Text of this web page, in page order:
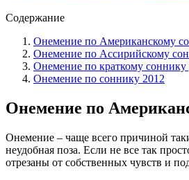
Содержание
Онемение по Американскому
Онемение по Ассирийскому
Онемение по краткому
Онемение по соннику 2012
Онемение по
Онемение – чаще всего причиной
неудобная поза. Если не все так
отрезаны от собственных чувств и